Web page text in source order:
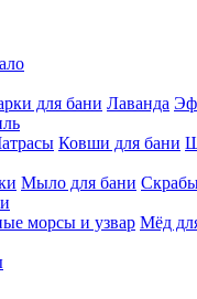
для бани Лаванда
Ковши для бани
Мыло для бани
морсы и узвар Мёд